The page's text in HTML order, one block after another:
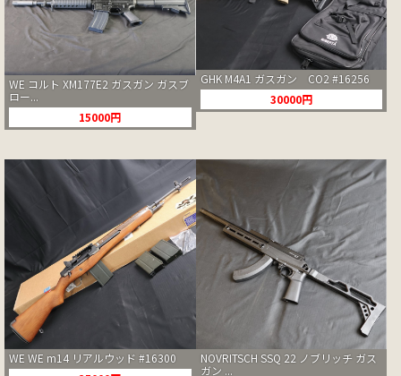
WE コルト XM177E2 ガスガン ガスブ
ロー...
15000円
GHK M4A1 ガスガン CO2 #16256
30000円
WE WE m14 リアルウッド #16300
NOVRITSCH SSQ 22 ノブリッチ ガス
ガン ...